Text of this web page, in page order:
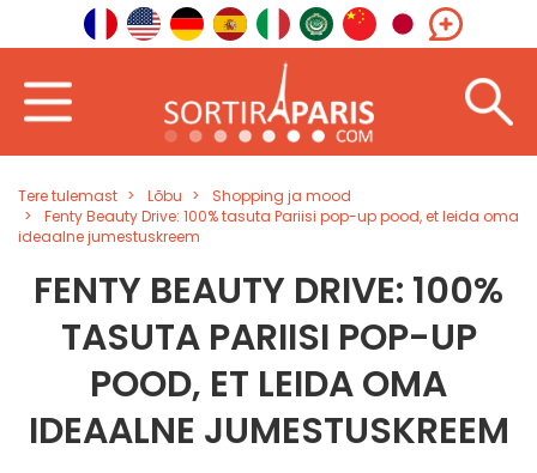
Tere tulemast Lõbu
Shopping ja mood
Fenty Beauty Drive: 100% tasuta Pariisi pop-up pood, et leida oma
ideaalne jumestuskreem
FENTY BEAUTY DRIVE: 100%
TASUTA PARIISI POP-UP
POOD, ET LEIDA OMA
IDEAALNE JUMESTUSKREEM